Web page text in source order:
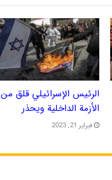
الرئيس الإسرائيلي قلق من
الأزمة الداخلية ويحذر
فبراير 21, 2023